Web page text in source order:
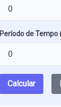
Período de Tempo
Calcular